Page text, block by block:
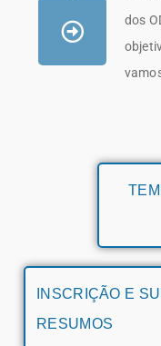
dos
INSCRIÇÃO E
RESUMOS